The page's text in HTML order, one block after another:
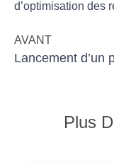
d’optimisation des
AVANT
Plus